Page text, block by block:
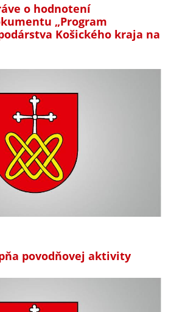
o hodnotení
„Program
Košického kraja na
povodňovej aktivity